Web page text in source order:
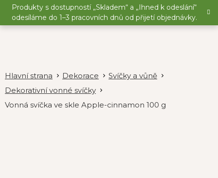
Přejít
obsah
Produkty s dostupností „Skladem“ a „Ihned k odeslání“
odesíláme do 1–3 pracovních dnů od přijetí objednávky.
Dekorace
Svíčky a vůně
Dekorativní vonné svíčky
Vonná svíčka ve skle Apple-cinnamon 100 g